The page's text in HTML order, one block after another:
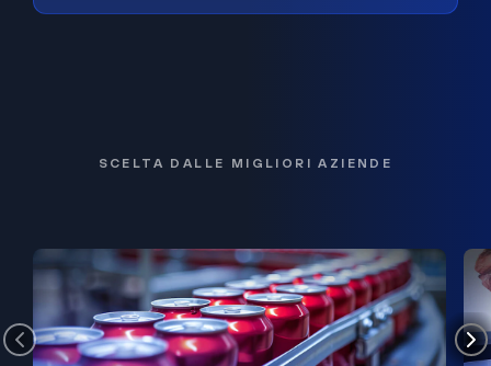
SCELTA DALLE MIGLIORI AZIENDE